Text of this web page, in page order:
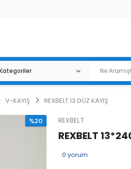
V-KAYIŞ REXBELT 13 DÜZ KAYIŞ
%20 REXBELT
REXBELT
0 yorum